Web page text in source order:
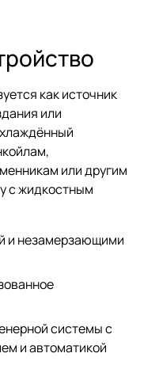
как источник
или
или другим
с жидкостным
и незамерзающими
системы с
и автоматикой